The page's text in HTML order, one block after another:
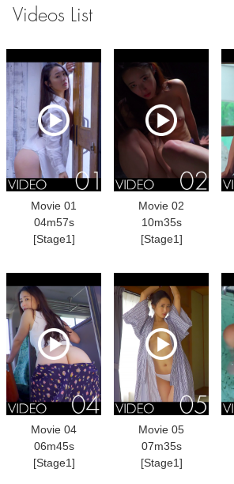
Videos List
Movie 01
04m57s
[Stage1]
Movie 02
10m35s
[Stage1]
Movie 04
06m45s
[Stage1]
Movie 05
07m35s
[Stage1]